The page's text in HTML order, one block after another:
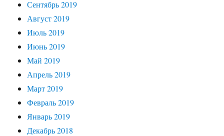
Сентябрь 2019
Август 2019
Июль 2019
Июнь 2019
Май 2019
Апрель 2019
Март 2019
Февраль 2019
Январь 2019
Декабрь 2018